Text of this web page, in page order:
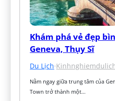
Khám phá vẻ đẹp
Geneva, Thụy Sĩ
Du Lịch·
Nằm ngay giữa trung tâm của
Town trở thành một…